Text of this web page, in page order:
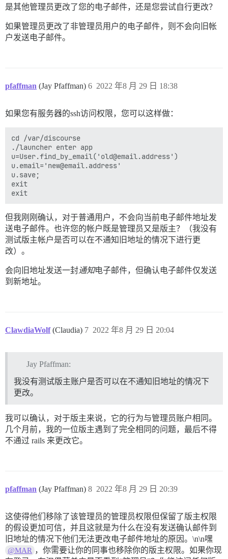
是其他管理员更改了您的电子邮件，还是您尝试自行更改？
如果管理员更改了非管理员用户的电子邮件，则不会向旧帐
户发送电子邮件。
pfaffman (Jay Pfaffman) 2022 年8 月 29 日 18:38
6
如果您有服务器的ssh访问权限，您可以这样做：
cd /var/discourse
./launcher enter app
u=User.find_by_email('old@email.address')
u.email='new@email.address'
u.save;
exit
但我刚刚确认，对于普通用户，不会向当前电子邮件地址发
送电子邮件。也许您的帐户既是管理员又是版主？（我没有
测试版主帐户是否可以在不通知旧地址的情况下进行更
改）。
会向旧地址发送一封通知电子邮件，但确认电子邮件仅发送
到新地址。
ClawdiaWolf (Claudia) 2022 年8 月 29 日 20:04
7
Jay Pfaffman:
我没有测试版主账户是否可以在不通知旧地址的情况下
更改。
我可以确认，对于版主来说，它的行为与管理员账户相同。
几个月前，我的一位版主遇到了完全相同的问题，最后不得
不通过 rails 来更改它。
pfaffman (Jay Pfaffman) 2022 年8 月 29 日 20:39
8
这使得他们移除了该管理员的管理员权限但保留了版主权限
的假设更加可信，并且这就是为什么在没有发送确认邮件到
旧地址的情况下他们无法更改电子邮件地址的原因。\n\n嘿
@MAR ，你需要让你的同事也移除你的版主权限。如果你现